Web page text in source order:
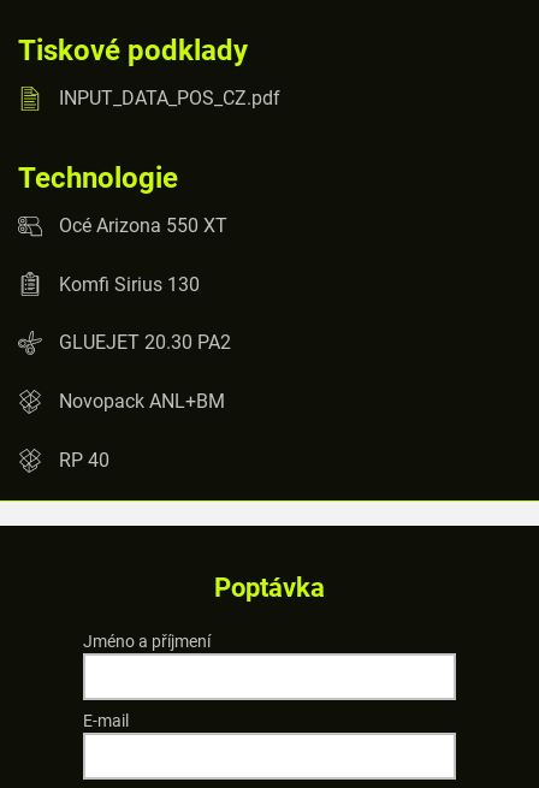
Tiskové podklady
INPUT_DATA_POS_CZ.pdf
Technologie
Océ Arizona 550 XT
Komfi Sirius 130
GLUEJET 20.30 PA2
Novopack ANL+BM
RP 40
Poptávka
Jméno a příjmení
E-mail